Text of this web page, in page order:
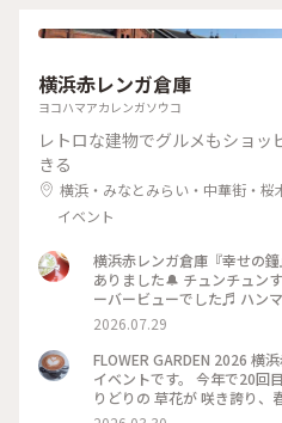
横浜赤レンガ倉庫
ヨコハマアカレンガソウコ
レトロな建物でグルメもショッ
きる
横浜・みなとみらい・中華街・桜
イベント
横浜赤レンガ倉庫『幸せの
ありました🔔 チュンチュン
ーバービューでした♬ ハン
30年ぶりに一緒に来た友達
ない刑事」だよね、とか言
とみらい地区といえば、イ
ドマークタワーでした。今
きれないですね♡ #ひみつ
い刑事ロケ地#幸せの鐘#ベ
2026.07.29
FLOWER GARDEN 2026 横
イベントです。 今年で20回
りどりの 草花が 咲き誇り
ベアも お出迎え✨ 週末には